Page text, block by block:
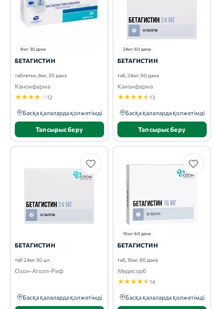
8мг 30 дана
БЕТАГИСТИН
таблетки, 8мг, 30 дана
Канонфарма
★★★★ ☆12
Басқа қалаларда қолжетімді
Тапсырыс беру
24мг 60 дана
БЕТАГИСТИН
таб, 24мг, 60 дана
Канонфарма
★★★★★13
Басқа қалаларда қолжетімді
Тапсырыс беру
БЕТАГИСТИН
таб 24мг 30 шт.
Озон-Атолл-Риф
Басқа қалаларда қолжетімді
16мг 60 дана
БЕТАГИСТИН
таб, 16мг, 60 дана
Медисорб
★★★★★14
Басқа қалаларда қолжетімді